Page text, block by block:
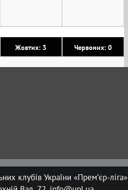
Жовтих: 3 Червоних: 0
клубів України «Прем’єр-ліга»